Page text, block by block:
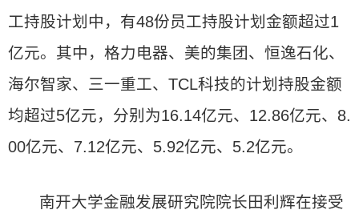
工持股计划中，有48份员工持股计划金额超过1
亿元。其中，格力电器、美的集团、恒逸石化、
海尔智家、三一重工、TCL科技的计划持股金额
均超过5亿元，分别为16.14亿元、12.86亿元、8.
00亿元、7.12亿元、5.92亿元、5.2亿元。
南开大学金融发展研究院院长田利辉在接受